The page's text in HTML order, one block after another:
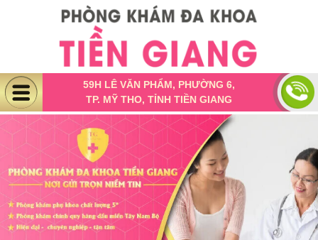
59H LÊ VĂN PHẨM, PHƯỜNG 6,
TP. MỸ THO, TỈNH TIỀN GIANG